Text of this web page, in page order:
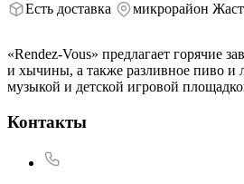
Есть доставка микрорайон
«Rendez-Vous» предлагает горячие
и хычины, а также разливное пиво и
музыкой и детской игровой
Контакты